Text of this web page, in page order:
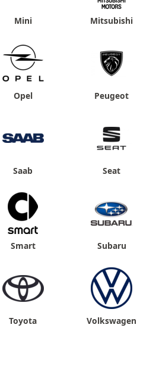
Mini Mitsubishi
Opel Peugeot
Saab Seat
Smart Subaru
Toyota Volkswagen